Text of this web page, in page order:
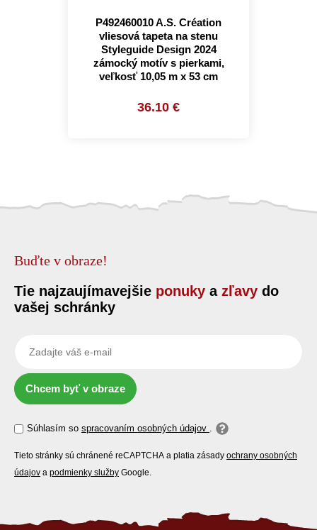
P492460010 A.S. Création
vliesová tapeta na stenu
Styleguide Design 2024
zámocký motív s pierkami,
veľkosť 10,05 m x 53 cm
36.10 €
Buďte v obraze!
Tie najzaujímavejšie ponuky a zľavy do
vašej schránky
Chcem byť v obraze
Súhlasím so spracovaním osobných údajov .
Tieto stránky sú chránené reCAPTCHA a platia zásady ochrany osobných
údajov a podmienky služby Google.